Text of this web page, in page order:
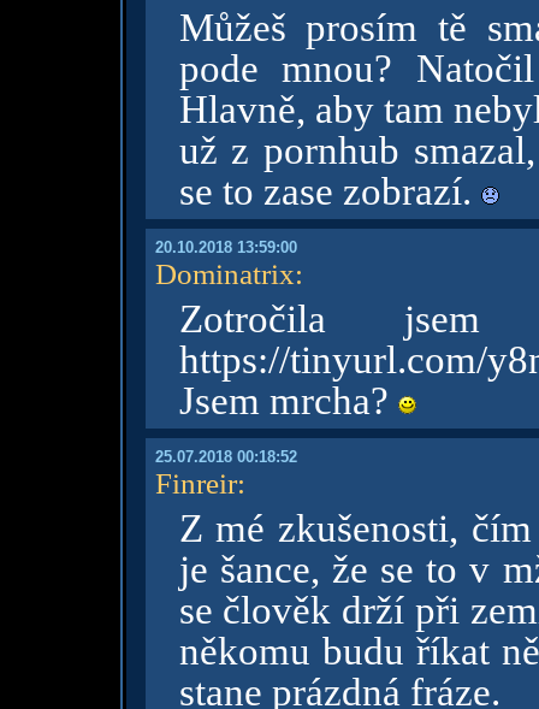
Můžeš prosím tě
pode mnou?
Hlavně, aby tam
už z pornhub
se to zase zobrazí.
20.10.2018 13:59:00
Dominatrix:
Zotročila jsem
https://tinyurl.com/
Jsem mrcha?
25.07.2018 00:18:52
Finreir:
Z mé zkušenosti,
je šance, že se to v
se člověk drží při
někomu budu říkat
stane prázdná fráze.